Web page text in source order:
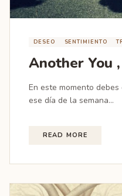
DESEO SENTIMIENTO
Another You
En este momento
ese día de la semana...
READ MORE